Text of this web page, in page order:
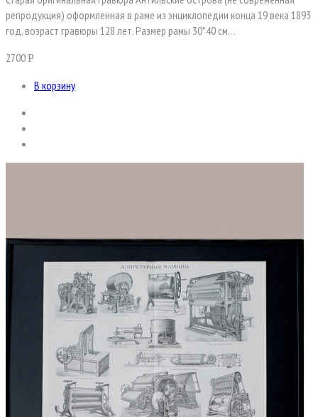
репродукция) оформленная в раме из энциклопедии конца 19 века 1893
год, возраст гравюры 128 лет. Размер рамы 30*40 см…
2700Р
В корзину